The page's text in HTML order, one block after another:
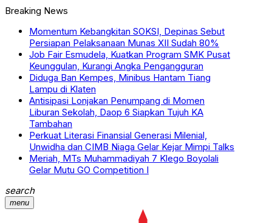
Breaking News
Momentum Kebangkitan SOKSI, Depinas Sebut
Persiapan Pelaksanaan Munas XII Sudah 80%
Job Fair Esmudela, Kuatkan Program SMK Pusat
Keunggulan, Kurangi Angka Pengangguran
Diduga Ban Kempes, Minibus Hantam Tiang
Lampu di Klaten
Antisipasi Lonjakan Penumpang di Momen
Liburan Sekolah, Daop 6 Siapkan Tujuh KA
Tambahan
Perkuat Literasi Finansial Generasi Milenial,
Unwidha dan CIMB Niaga Gelar Kejar Mimpi Talks
Meriah, MTs Muhammadiyah 7 Klego Boyolali
Gelar Mutu GO Competition I
search
menu